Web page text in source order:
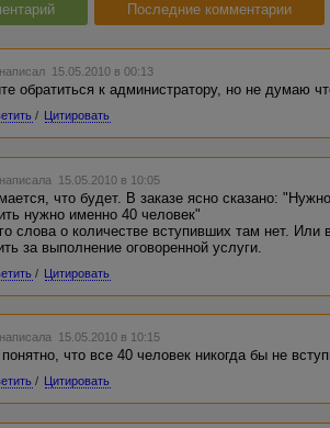
Последние комментарии
написал 15.05.2010 в 00:13
обратиться к администратору, но не думаю
/ Цитировать
написала 15.05.2010 в 10:05
что будет. В заказе ясно сказано:
нужно именно 40 человек"
слова о количестве вступивших там нет.
за выполнение оговоренной услуги.
/ Цитировать
написала 15.05.2010 в 10:15
что все 40 человек никогда бы не
/ Цитировать